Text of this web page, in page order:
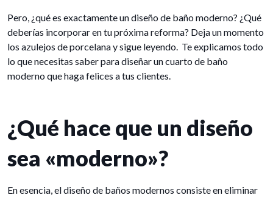
Pero, ¿qué es exactamente un diseño de baño moderno? ¿Qué
deberías incorporar en tu próxima reforma? Deja un momento
los azulejos de porcelana y sigue leyendo. Te explicamos todo
lo que necesitas saber para diseñar un cuarto de baño
moderno que haga felices a tus clientes.
¿Qué hace que un diseño
sea «moderno»?
En esencia, el diseño de baños modernos consiste en eliminar